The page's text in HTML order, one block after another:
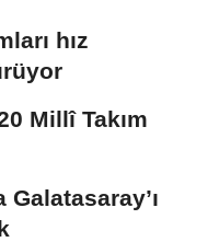
hız
Millî Takım